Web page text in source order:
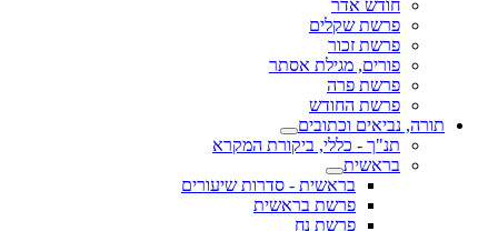
חודש אדר
פרשת שקלים
פרשת זכור
פורים, מגילת אסתר
פרשת פרה
פרשת החודש
תורה, נביאים וכתובים
תנ"ך - כללי, ביקורת המקרא
בראשית
בראשית - סדרות שיעורים
פרשת בראשית
פרשת נח